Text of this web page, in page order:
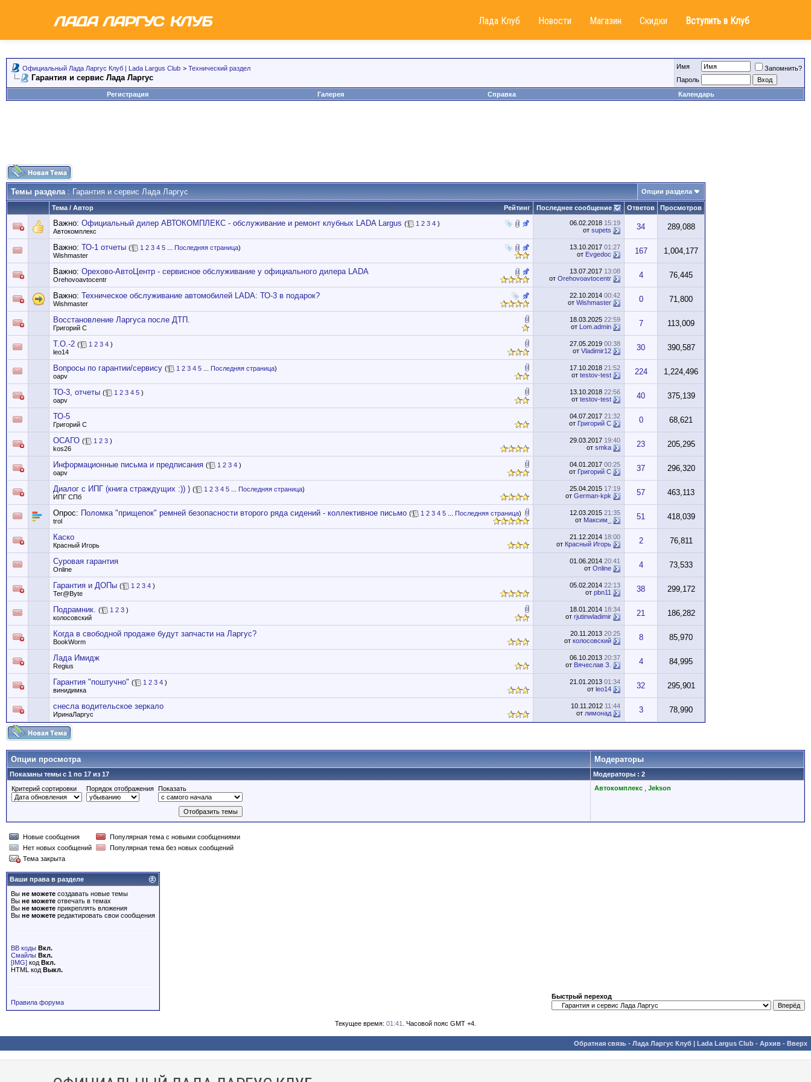
Лада Клуб Новости Магазин Скидки Вступить в Клуб
Официальный Лада Ларгус Клуб | Lada Largus Club > Технический раздел
Гарантия и сервис Лада Ларгус
Имя
Запомнить?
Пароль
Регистрация
Галерея Справка Календарь
Темы раздела: Гарантия и сервис Лада Ларгус Опции раздела
Рейтинг
Тема / Автор Последнее сообщение Ответов Просмотров
Важно: Официальный дилер АВТОКОМПЛЕКС - обслуживание и ремонт клубных LADA Largus ( 1 2 3 4 )
Автокомплекс
06.02.2018 15:19
от supets 34 289,088
Важно: ТО-1 отчеты ( 1 2 3 4 5 Последняя страница)
Wishmaster
13.10.2017 01:27
от Evgedoc 167 1,004,177
Важно: Орехово-АвтоЦентр - сервисное обслуживание у официального дилера LADA
Orehovoavtocentr
13.07.2017 13:08
от Orehovoavtocentr 4 76,445
Важно: Техническое обслуживание автомобилей LADA: ТО-3 в подарок?
Wishmaster
22.10.2014 00:42
от Wishmaster 0 71,800
Восстановление Ларгуса после ДТП.
Григорий С
18.03.2025 22:59
от Lom.admin 7 113,009
Т.О.-2 ( 1 2 3 4 )
leo14
27.05.2019 00:38
от Vladimir12 30 390,587
Вопросы по гарантии/сервису ( 1 2 3 4 5 Последняя страница)
oapv
17.10.2018 21:52
от testov-test 224 1,224,496
ТО-3, отчеты ( 1 2 3 4 5 )
oapv
13.10.2018 22:56
от testov-test 40 375,139
ТО-5
Григорий С
04.07.2017 21:32
от Григорий С 0 68,621
ОСАГО ( 1 2 3 )
kos26
29.03.2017 19:40
от smka 23 205,295
Информационные письма и предписания ( 1 2 3 4 )
oapv
04.01.2017 00:25
от Григорий С 37 296,320
Диалог с ИПГ (книга страждущих :)) ) ( 1 2 3 4 5 Последняя страница)
ИПГ СПб
25.04.2015 17:19
от German-kpk 57 463,113
Опрос: Поломка "прищепок" ремней безопасности второго ряда сидений - коллективное письмо ( 1 2 3 4 5 Последняя страница)
trol
12.03.2015 21:35
от Максим_ 51 418,039
Каско
Красный Игорь
21.12.2014 18:00
от Красный Игорь 2 76,811
Суровая гарантия
Online
01.06.2014 20:41
от Online 4 73,533
Гарантия и ДОПы ( 1 2 3 4 )
Ter@Byte
05.02.2014 22:13
от pbn11 38 299,172
Подрамник. ( 1 2 3 )
колосовский
18.01.2014 18:34
от rjutinwladimir 21 186,282
Когда в свободной продаже будут запчасти на Ларгус?
BookWorm
20.11.2013 20:25
от колосовский 8 85,970
Лада Имидж
Regius
06.10.2013 20:37
от Вячеслав З. 4 84,995
Гарантия "поштучно" ( 1 2 3 4 )
винидимка
21.01.2013 01:34
от leo14 32 295,901
снесла водительское зеркало
ИринаЛаргус
10.11.2012 11:44
от лимонад 3 78,990
Опции просмотра Модераторы
Показаны темы с 1 по 17 из 17
Модераторы : 2
Критерий сортировки
Порядок отображения Показать Автокомплекс Jekson
Новые сообщения
Популярная тема с новыми сообщениями
Нет новых сообщений
Популярная тема без новых сообщений
Тема закрыта
Ваши права в разделе
Вы не можете создавать новые темы
Вы не можете отвечать в темах
Вы не можете прикреплять вложения
Вы не можете редактировать свои сообщения
BB коды Вкл.
Смайлы Вкл.
[IMG] код Вкл.
HTML код Выкл.
Правила форума
Быстрый переход
Текущее время: 01:41 . Часовой пояс GMT +4.
Обратная связь - Лада Ларгус Клуб | Lada Largus Club - Архив - Вверх